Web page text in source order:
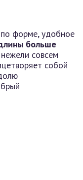
форме, удобное
больше
нежели совсем
собой